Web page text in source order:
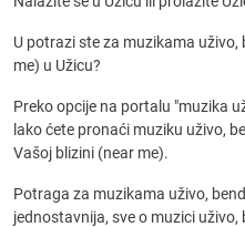
U potrazi ste za muzikama
me) u Užicu?
Preko opcije na portalu "muzika
lako ćete pronaći muziku uživo,
Vašoj blizini (near me).
Potraga za muzikama uživo,
jednostavnija, sve o muzici uživo,